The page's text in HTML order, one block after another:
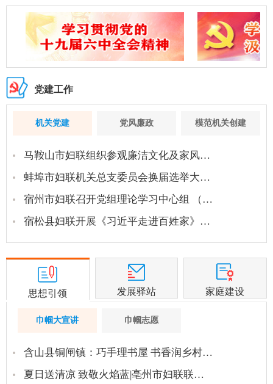
党建工作
机关党建 党风廉政 模范机关创建
马鞍山市妇联组织参观廉洁文化及家风…
蚌埠市妇联机关总支委员会换届选举大…
宿州市妇联召开党组理论学习中心组 （…
宿松县妇联开展《习近平走进百姓家》…
思想引领 发展驿站 家庭建设
巾帼大宣讲 巾帼志愿
含山县铜闸镇：巧手理书屋 书香润乡村…
夏日送清凉 致敬火焰蓝|亳州市妇联联…